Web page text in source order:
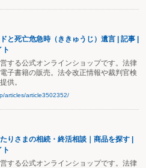
と死亡危急時（ききゅうじ）遺言 | 記事 |
ト
する公式オンラインショップです。法律
子書籍の販売。法令改正情報や裁判官検
供。
articles/article3502352/
りさまの相続・終活相談｜商品を探す |
ト
する公式オンラインショップです。法律